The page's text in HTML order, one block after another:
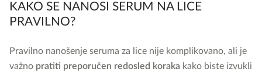
KAKO SE NANOSI SERUM NA LICE
PRAVILNO?
Pravilno nanošenje seruma za lice nije komplikovano, ali je
važno pratiti preporučen redosled koraka kako biste izvukli